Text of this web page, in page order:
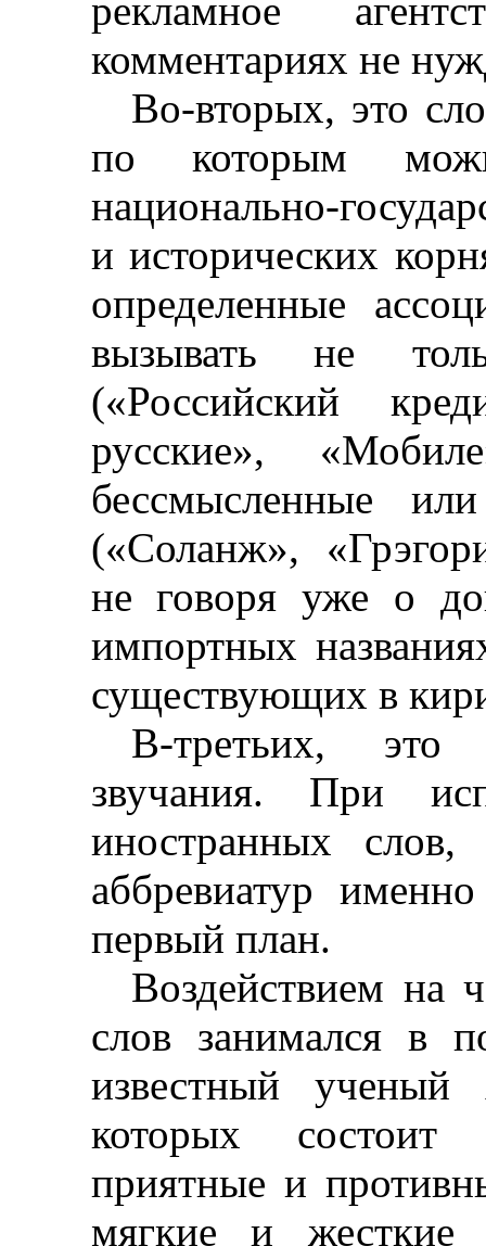
рекламное
комментариях не
Во-вторых, это
по которым
национально-
и исторических
определенные
вызывать не
(«Российский
русские», «Мобиле
бессмысленные
(«Соланж», «
не говоря уже о
импортных
существующих в
В-третьих, это
звучания. При
иностранных слов,
аббревиатур
первый план.
Воздействием на
слов занимался в
известный
которых
приятные и
мягкие и